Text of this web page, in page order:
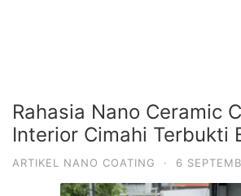
Rahasia Nano Ceramic
Interior Cimahi Terbukti
ARTIKEL NANO COATING · 6